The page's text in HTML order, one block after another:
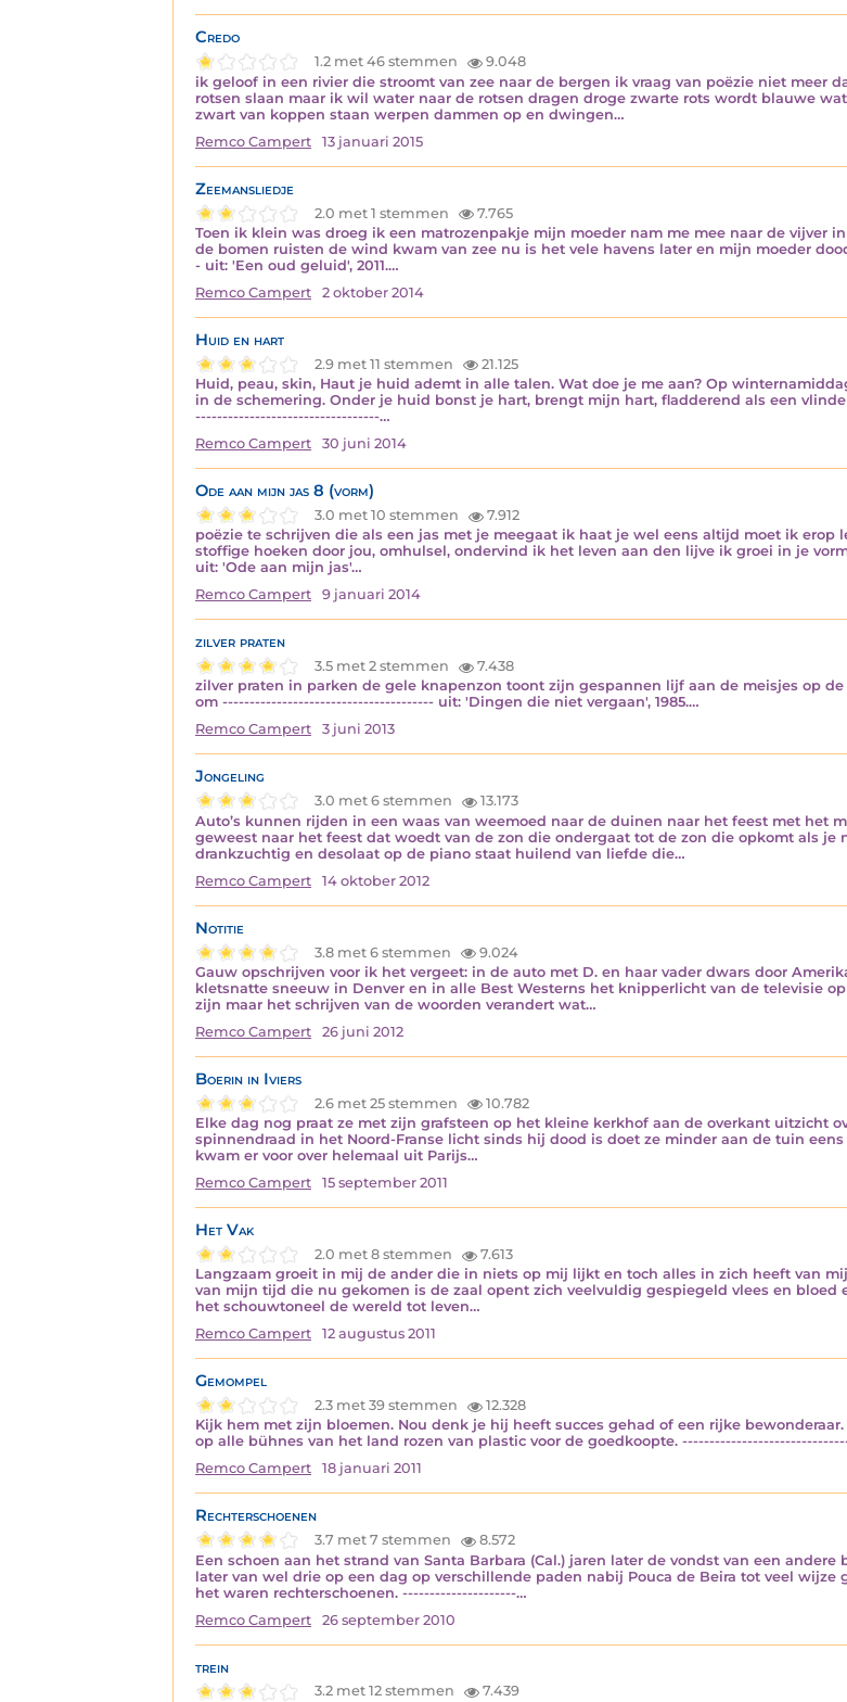
Credo
1.2 met 46 stemmen
9.048
ik geloof in een rivier die stroomt van zee naar de bergen ik vraag van poëzie niet meer
rotsen slaan maar ik wil water naar de rotsen dragen droge zwarte rots wordt blauwe
zwart van koppen staan werpen dammen op en dwingen…
Remco Campert
13 januari 2015
Zeemansliedje
2.0 met 1 stemmen
7.765
Toen ik klein was droeg ik een matrozenpakje mijn moeder nam me mee naar de vijver
de bomen ruisten de wind kwam van zee nu is het vele havens later en mijn moeder
- uit: 'Een oud geluid', 2011.…
Remco Campert
2 oktober 2014
Huid en hart
2.9 met 11 stemmen
21.125
Huid, peau, skin, Haut je huid ademt in alle talen. Wat doe je me aan? Op
in de schemering. Onder je huid bonst je hart, brengt mijn hart, fladderend als een
----------------------------------…
Remco Campert
30 juni 2014
Ode aan mijn jas 8 (vorm)
3.0 met 10 stemmen
7.912
poëzie te schrijven die als een jas met je meegaat ik haat je wel eens altijd moet ik
stoffige hoeken door jou, omhulsel, ondervind ik het leven aan den lijve ik groei in je
uit: 'Ode aan mijn jas'…
Remco Campert
9 januari 2014
zilver praten
3.5 met 2 stemmen
7.438
zilver praten in parken de gele knapenzon toont zijn gespannen lijf aan de meisjes op
om --------------------------------------- uit: 'Dingen die niet vergaan', 1985.…
Remco Campert
3 juni 2013
Jongeling
3.0 met 6 stemmen
13.173
Auto’s kunnen rijden in een waas van weemoed naar de duinen naar het feest met het
geweest naar het feest dat woedt van de zon die ondergaat tot de zon die opkomt als
drankzuchtig en desolaat op de piano staat huilend van liefde die…
Remco Campert
14 oktober 2012
Notitie
3.8 met 6 stemmen
9.024
Gauw opschrijven voor ik het vergeet: in de auto met D. en haar vader dwars door
kletsnatte sneeuw in Denver en in alle Best Westerns het knipperlicht van de televisie
zijn maar het schrijven van de woorden verandert wat…
Remco Campert
26 juni 2012
Boerin in Iviers
2.6 met 25 stemmen
10.782
Elke dag nog praat ze met zijn grafsteen op het kleine kerkhof aan de overkant uitzicht
spinnendraad in het Noord-Franse licht sinds hij dood is doet ze minder aan de tuin
kwam er voor over helemaal uit Parijs…
Remco Campert
15 september 2011
Het Vak
2.0 met 8 stemmen
7.613
Langzaam groeit in mij de ander die in niets op mij lijkt en toch alles in zich heeft van
van mijn tijd die nu gekomen is de zaal opent zich veelvuldig gespiegeld vlees en
het schouwtoneel de wereld tot leven…
Remco Campert
12 augustus 2011
Gemompel
2.3 met 39 stemmen
12.328
Kijk hem met zijn bloemen. Nou denk je hij heeft succes gehad of een rijke
op alle bühnes van het land rozen van plastic voor de goedkoopte.
Remco Campert
18 januari 2011
Rechterschoenen
3.7 met 7 stemmen
8.572
Een schoen aan het strand van Santa Barbara (Cal.) jaren later de vondst van een
later van wel drie op een dag op verschillende paden nabij Pouca de Beira tot veel
het waren rechterschoenen. ---------------------…
Remco Campert
26 september 2010
trein
3.2 met 12 stemmen
7.439